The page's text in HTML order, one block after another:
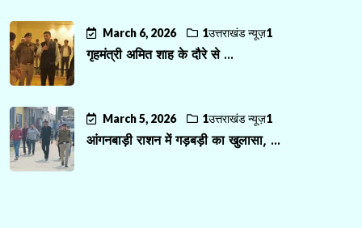
March 6, 2026 1उत्तराखंड न्यूज़1
गृहमंत्री अमित शाह के दौरे से ...
March 5, 2026 1उत्तराखंड न्यूज़1
आंगनबाड़ी राशन में गड़बड़ी का खुलासा, ...